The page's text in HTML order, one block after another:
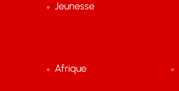
Jeunesse
Afrique